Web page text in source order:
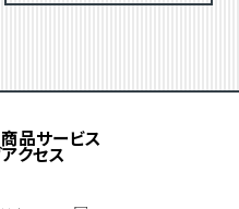
商品サービス
アクセス